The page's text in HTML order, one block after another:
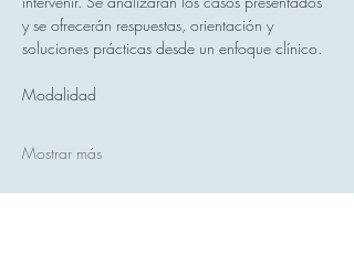
y se ofrecerán respuestas, orientación y
soluciones prácticas desde un enfoque clínico.
Modalidad
Mostrar más